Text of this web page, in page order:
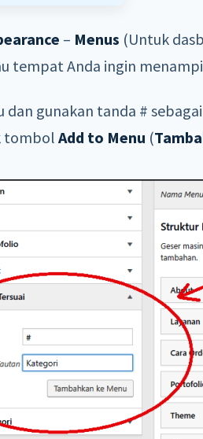
– Menus (Untuk
tempat Anda ingin
dan gunakan tanda #
tombolAdd to Menu (